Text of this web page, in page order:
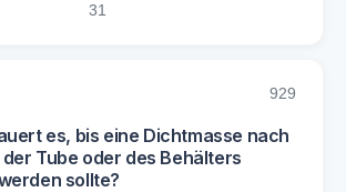
31
929
es, bis eine Dichtmasse nach
Tube oder des Behälters
sollte?